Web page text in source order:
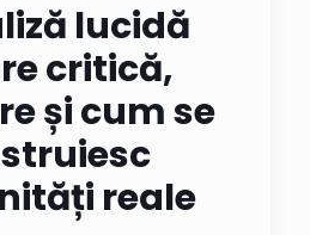
lucidă
critică,
și cum se
reale